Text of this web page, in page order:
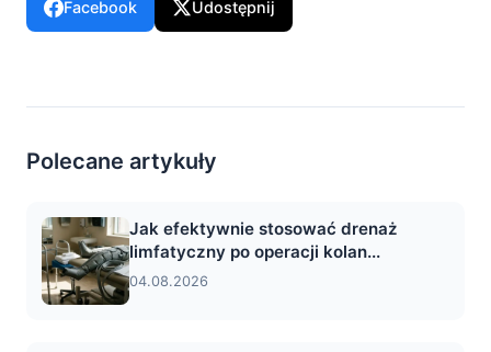
Facebook Udostępnij
Polecane artykuły
Jak efektywnie stosować drenaż
limfatyczny po operacji kolan...
04.08.2026